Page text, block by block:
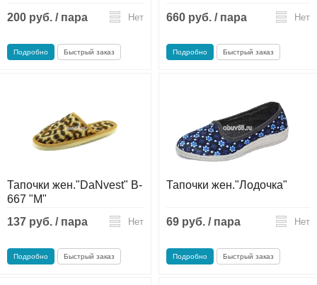
200 руб. / пара Нет
Подробно Быстрый заказ
660 руб. / пара
Нет
Подробно Быстрый заказ
Тапочки жен."DaNvest" B-
667 "М"
137 руб. / пара
Нет
Подробно Быстрый заказ
Тапочки жен."Лодочка"
69 руб. / пара Нет
Подробно Быстрый заказ